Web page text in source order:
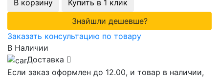
В корзину
Купить в 1 клик
Знайшли дешевше?
Заказать консультацию по товару
В Наличии
Доставка
Если заказ оформлен до 12.00, и товар в наличии,